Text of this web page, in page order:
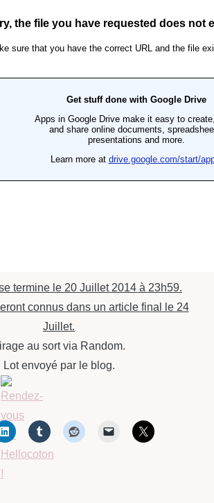
termine le 20 Juillet 2014 à 23h59.
connus dans un article final le 24
Juillet.
au sort via Random.
Lot envoyé par le blog.